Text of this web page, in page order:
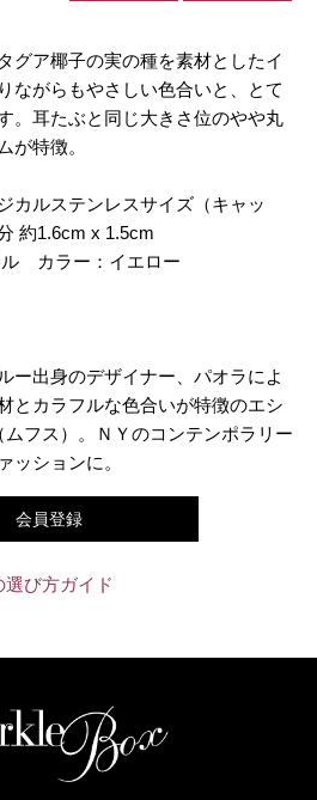
グア椰子の実の種を素材としたイ
ながらもやさしい色合いと、とて
。耳たぶと同じ大きさ位のやや丸
が特徴。
カルステンレスサイズ（キャッ
約1.6cm x 1.5cm
ル カラー：イエロー
ー出身のデザイナー、パオラによ
とカラフルな色合いが特徴のエシ
フス）。ＮＹのコンテンポラリー
ッションに。
会員登録
び方ガイド